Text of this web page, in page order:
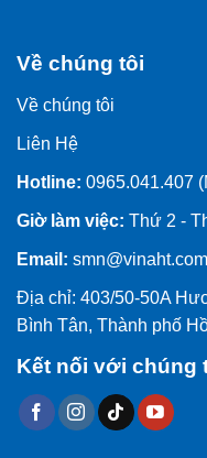
Về chúng tôi
Về chúng tôi
Liên Hệ
Hotline: 0965.041.407
Giờ làm việc: Thứ 2 -
Email: smn@vinaht.com
Địa chỉ: 403/50-50A
Bình Tân, Thành phố
Kết nối với chúng